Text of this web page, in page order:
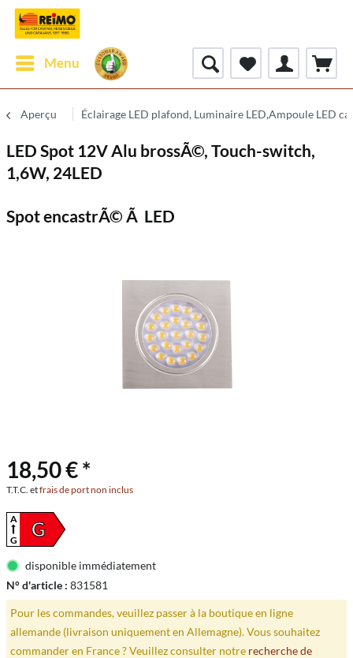
Menu
Aperçu Éclairage LED plafond, Luminaire LED,Ampoule LED
LED Spot 12V Alu brossÃ©, Touch-switch,
1,6W, 24LED
Spot encastrÃ© Ã LED
18,50 € *
T.T.C. etfrais de port non inclus
G
A
G
disponible immédiatement
N° d'article : 831581
Pour les commandes, veuillez passer à la boutique en ligne
allemande (livraison uniquement en Allemagne). Vous souhaitez
commander en France ? Veuillez consulter notre recherche de